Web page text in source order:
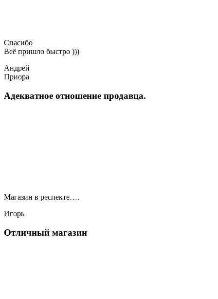
Спасибо
Всё пришло быстро )))
Андрей
Приора
Адекватное отношение продавца.
Магазин в респекте….
Игорь
Отличный магазин